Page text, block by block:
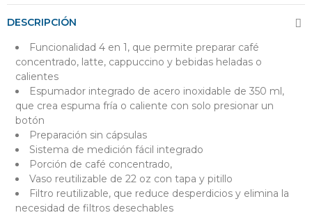
DESCRIPCIÓN
Funcionalidad 4 en 1, que permite preparar café
concentrado, latte, cappuccino y bebidas heladas o
calientes
Espumador integrado de acero inoxidable de 350 ml,
que crea espuma fría o caliente con solo presionar un
botón
Preparación sin cápsulas
Sistema de medición fácil integrado
Porción de café concentrado,
Vaso reutilizable de 22 oz con tapa y pitillo
Filtro reutilizable, que reduce desperdicios y elimina la
necesidad de filtros desechables